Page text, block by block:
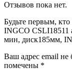
Отзывов пока нет.
Будьте первым,
INGCO CSLI18511
мин, диск185мм,
Ваш адрес email не
помечены *